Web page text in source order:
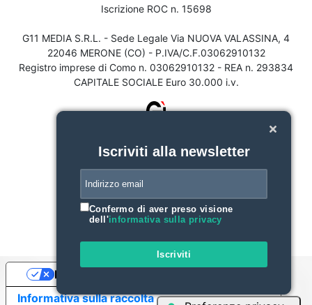
Iscrizione ROC n. 15698
G11 MEDIA S.R.L. - Sede Legale Via NUOVA VALASSINA, 4
22046 MERONE (CO) - P.IVA/C.F.03062910132
Registro imprese di Como n. 03062910132 - REA n. 293834
CAPITALE SOCIALE Euro 30.000 i.v.
Iscriviti alla newsletter
Confermo di aver preso visione
dell'informativa sulla privacy
Iscriviti
Informativa sulla raccolta
Le tue preferenze relative alla privacy